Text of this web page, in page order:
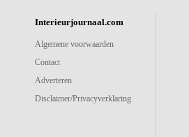
Interieurjournaal.com
Algemene voorwaarden
Contact
Adverteren
Disclaimer/Privacyverklaring